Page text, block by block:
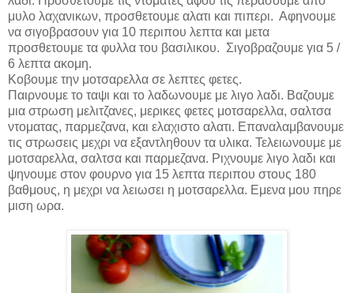
μυλο λαχανικων, προσθετουμε αλατι και πιπερι. Αφηνουμε
να σιγοβρασουν για 10 περιπου λεπτα και μετα
προσθετουμε τα φυλλα του βασιλικου. Σιγοβραζουμε για 5 /
6 λεπτα ακομη.
Κοβουμε την μοτσαρελλα σε λεπτες φετες.
Παιρνουμε το ταψι και το λαδωνουμε με λιγο λαδι. Βαζουμε
μια στρωση μελιτζανες, μερικες φετες μοτσαρελλα, σαλτσα
ντοματας, παρμεζανα, και ελαχιστο αλατι. Επαναλαμβανουμε
τις στρωσεις μεχρι να εξαντληθουν τα υλικα. Τελειωνουμε με
μοτσαρελλα, σαλτσα και παρμεζανα. Ριχνουμε λιγο λαδι και
ψηνουμε στον φουρνο για 15 λεπτα περιπου στους 180
βαθμους, η μεχρι να λειωσει η μοτσαρελλα. Εμενα μου πηρε
μιση ωρα.